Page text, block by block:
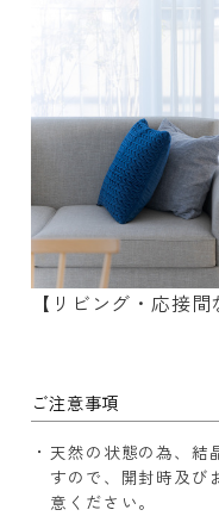
【リビング・応接間
ご注意事項
天然の状態の為、結
すので、開封時及び
意ください。